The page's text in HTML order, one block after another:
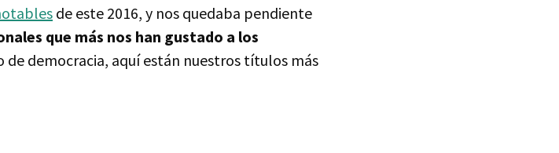
de este 2016, y nos quedaba pendiente
que más nos han gustado a los
de democracia, aquí están nuestros títulos más